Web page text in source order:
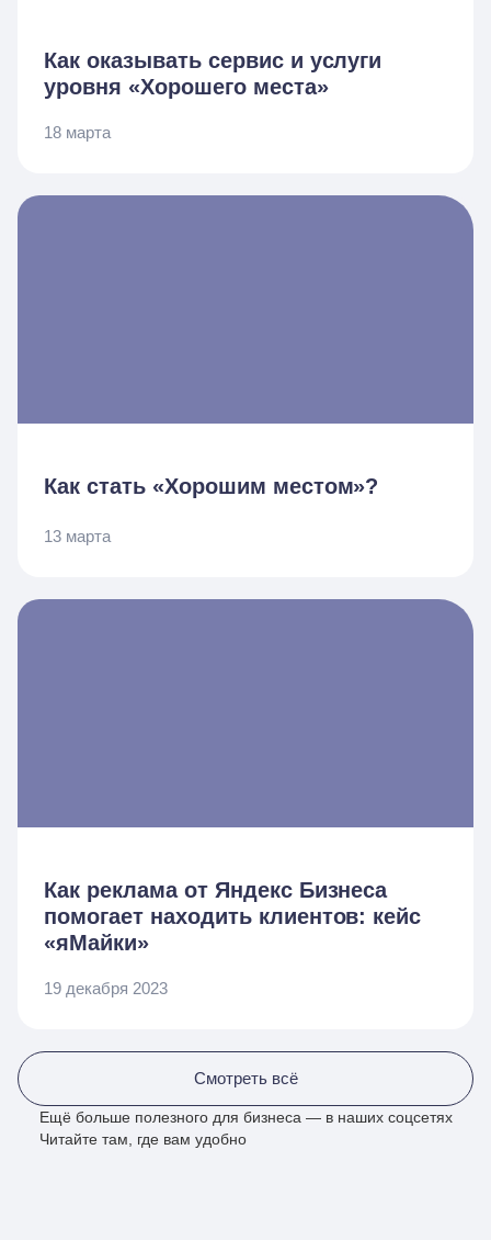
Как оказывать сервис и услуги
уровня «Хорошего места»
18 марта
Как стать «Хорошим местом»?
13 марта
Как реклама от Яндекс Бизнеса
помогает находить клиентов: кейс
«яМайки»
19 декабря 2023
Смотреть всё
Ещё больше полезного для бизнеса — в наших соцсетях
Читайте там, где вам удобно